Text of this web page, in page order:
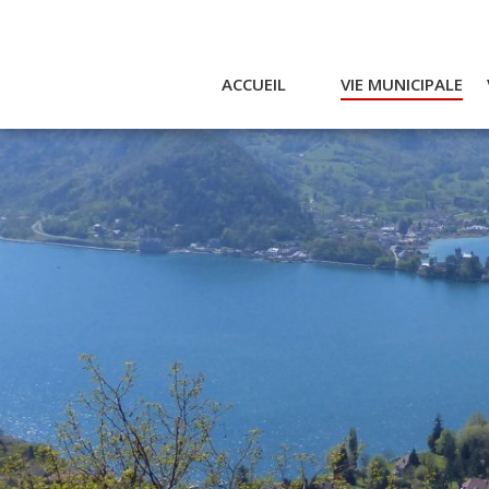
ACCUEIL VIE MUNICIPALE
Actualités et agenda
Conseil municipal
Actes
Réglementaires
Services municipaux
Intercommunalité
Emplois / Marchés
Finances